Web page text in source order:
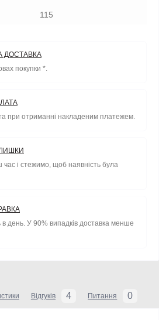
115
ДОСТАВКА
покупки *.
при отриманні накладеним платежем.
час і стежимо, щоб наявність була
в день. У 90% випадків доставка менше
Відгуків 4 Питання 0